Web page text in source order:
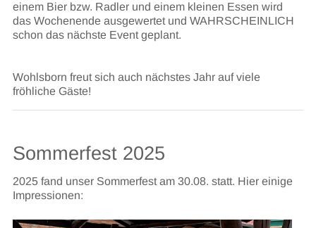
einem Bier bzw. Radler und einem kleinen Essen wird
das Wochenende ausgewertet und WAHRSCHEINLICH
schon das nächste Event geplant.
Wohlsborn freut sich auch nächstes Jahr auf viele
fröhliche Gäste!
Sommerfest 2025
2025 fand unser Sommerfest am 30.08. statt. Hier einige
Impressionen: